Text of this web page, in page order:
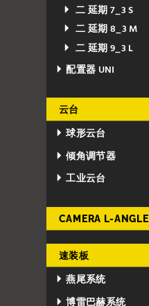
二 延期 7_3 S
二 延期 8_3 M
二 延期 9_3 L
配置器 UNI
云台
球形云台
倾角调节器
工业云台
CAMERA L-ANGLE
速装板
燕尾系统
博雷巴赫系统